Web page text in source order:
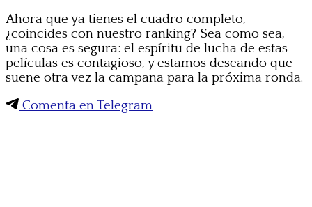
Ahora que ya tienes el cuadro completo,
¿coincides con nuestro ranking? Sea como sea,
una cosa es segura: el espíritu de lucha de estas
películas es contagioso, y estamos deseando que
suene otra vez la campana para la próxima ronda.
Comenta en Telegram